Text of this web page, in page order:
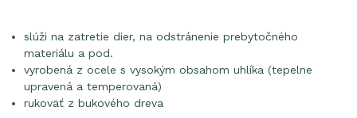
slúži na zatretie dier, na odstránenie prebytočného
materiálu a pod.
vyrobená z ocele s vysokým obsahom uhlíka (tepelne
upravená a temperovaná)
rukoväť z bukového dreva